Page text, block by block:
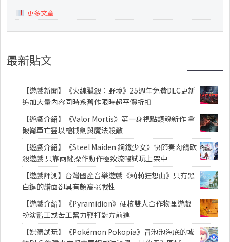
更多文章
最新貼文
【遊戲新聞】《火線獵殺：野境》25週年免費DLC更新
追加大量內容同時系舊作限時超平價折扣
【遊戲介紹】《Valor Mortis》第一身視點類魂新作 拿
破崙軍亡靈以槍械劍與魔法殺敵
【遊戲介紹】《Steel Maiden 鋼鐵少女》快節奏肉鴿砍
殺遊戲 只靠兩鍵操作動作極致流暢試玩上架中
【遊戲評測】台灣國產音樂遊戲《莉莉狂想曲》只有黑
白鍵的譜面卻具有頗高挑戰性
【遊戲介紹】《Pyramidion》硬核雙人合作物理遊戲
扮演監工或苦工奮力鞭打對方前進
【媒體試玩】《Pokémon Pokopia》冒泡泡海底的城